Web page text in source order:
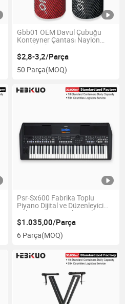
Gbb01 OEM Davul Çubuğu
Konteyner Çantası Naylon
Davul Çubuğu Tutucu Çantası
$2,8-3,2/Parça
50 Parça(MOQ)
Psr-Sx600 Fabrika Toplu
Piyano Dijital ve Düzenleyici
Çalışma İstasyonları - Klavye
Aletleri
$1.035,00/Parça
6 Parça(MOQ)